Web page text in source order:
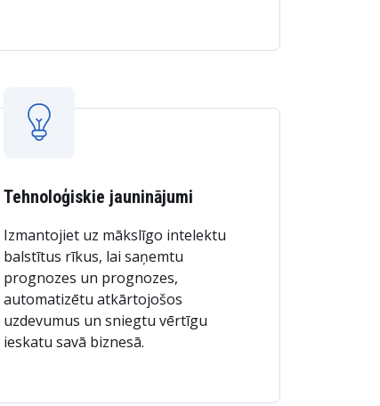
Tehnoloģiskie jauninājumi
Izmantojiet uz mākslīgo intelektu
balstītus rīkus, lai saņemtu
prognozes un prognozes,
automatizētu atkārtojošos
uzdevumus un sniegtu vērtīgu
ieskatu savā biznesā.